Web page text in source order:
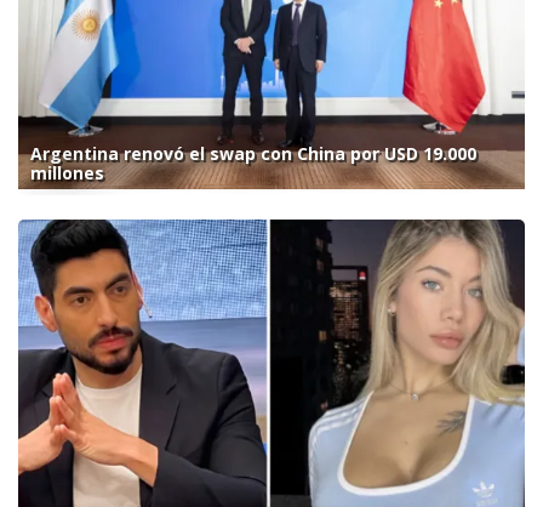
Argentina renovó el swap con China por USD 19.000
millones